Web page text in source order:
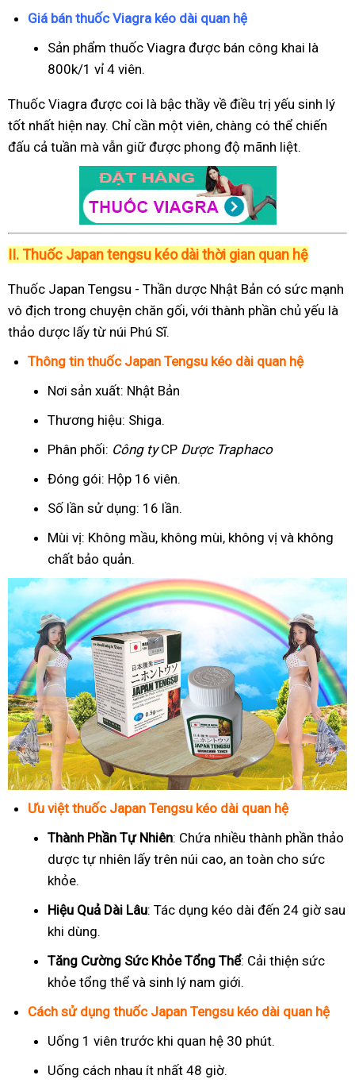
Giá bán thuốc Viagra kéo dài quan hệ
Sản phẩm thuốc Viagra được bán công khai là
800k/1 vỉ 4 viên.
Thuốc Viagra được coi là bậc thầy về điều trị yếu sinh lý
tốt nhất hiện nay. Chỉ cần một viên, chàng có thể chiến
đấu cả tuần mà vẫn giữ được phong độ mãnh liệt.
II. Thuốc Japan tengsu kéo dài thời gian quan hệ
Thuốc Japan Tengsu - Thần dược Nhật Bản có sức mạnh
vô địch trong chuyện chăn gối, với thành phần chủ yếu là
thảo dược lấy từ núi Phú Sĩ.
Thông tin thuốc Japan Tengsu kéo dài quan hệ
Nơi sản xuất: Nhật Bản
Thương hiệu: Shiga.
Phân phối: Công tyCP Dược Traphaco
Đóng gói: Hộp 16 viên.
Số lần sử dụng: 16 lần.
Mùi vị: Không mầu, không mùi, không vị và không
chất bảo quản.
Ưu việt thuốc Japan Tengsu kéo dài quan hệ
Thành Phần Tự Nhiên: Chứa nhiều thành phần thảo
dược tự nhiên lấy trên núi cao, an toàn cho sức
khỏe.
Hiệu Quả Dài Lâu: Tác dụng kéo dài đến 24 giờ sau
khi dùng.
Tăng Cường Sức Khỏe Tổng Thể: Cải thiện sức
khỏe tổng thể và sinh lý nam giới.
Cách sử dụng thuốc Japan Tengsu kéo dài quan hệ
Uống 1 viên trước khi quan hệ 30 phút.
Uống cách nhau ít nhất 48 giờ.